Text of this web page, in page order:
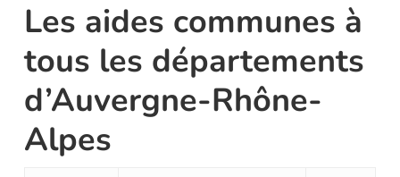
Les aides communes à
tous les départements
d’Auvergne-Rhône-
Alpes